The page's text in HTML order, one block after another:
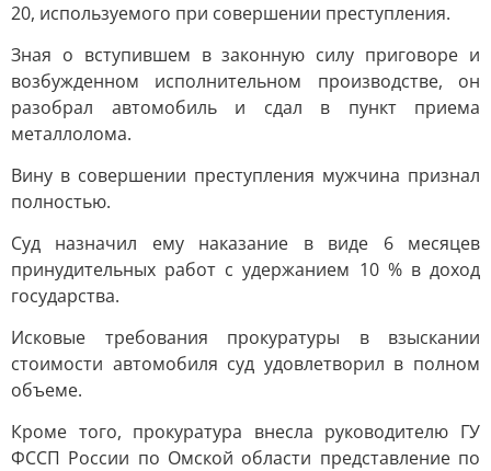
20, используемого при совершении преступления.
Зная о вступившем в законную силу приговоре и
возбужденном исполнительном производстве, он
разобрал автомобиль и сдал в пункт приема
металлолома.
Вину в совершении преступления мужчина признал
полностью.
Суд назначил ему наказание в виде 6 месяцев
принудительных работ с удержанием 10 % в доход
государства.
Исковые требования прокуратуры в взыскании
стоимости автомобиля суд удовлетворил в полном
объеме.
Кроме того, прокуратура внесла руководителю ГУ
ФССП России по Омской области представление по